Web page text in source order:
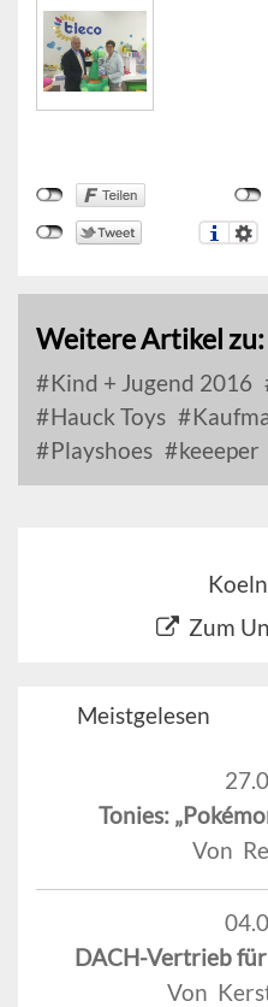
Weitere Artikel zu:
Kind + Jugend 2016
Hauck Toys
Playshoes
keeeper
Zum
Meistgelesen
Tonies:
Von
DACH-Vertrieb
Von